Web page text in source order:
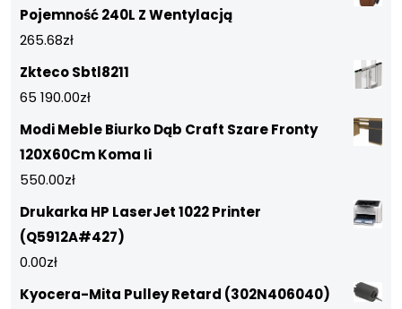
Pojemność 240L Z Wentylacją
265.68zł
Zkteco Sbtl8211
65 190.00zł
Modi Meble Biurko Dąb Craft Szare Fronty
120X60Cm Koma Ii
550.00zł
Drukarka HP LaserJet 1022 Printer
(Q5912A#427)
0.00zł
Kyocera-Mita Pulley Retard (302N406040)